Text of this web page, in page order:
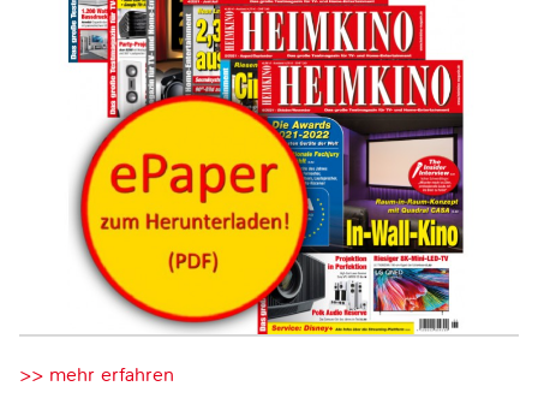
>> mehr erfahren